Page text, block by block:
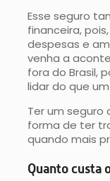
Esse seguro
financeira,
despesas e
venha a
fora do Brasil,
lidar do que
Ter um seguro
forma de ter
quando mais
Quanto custa